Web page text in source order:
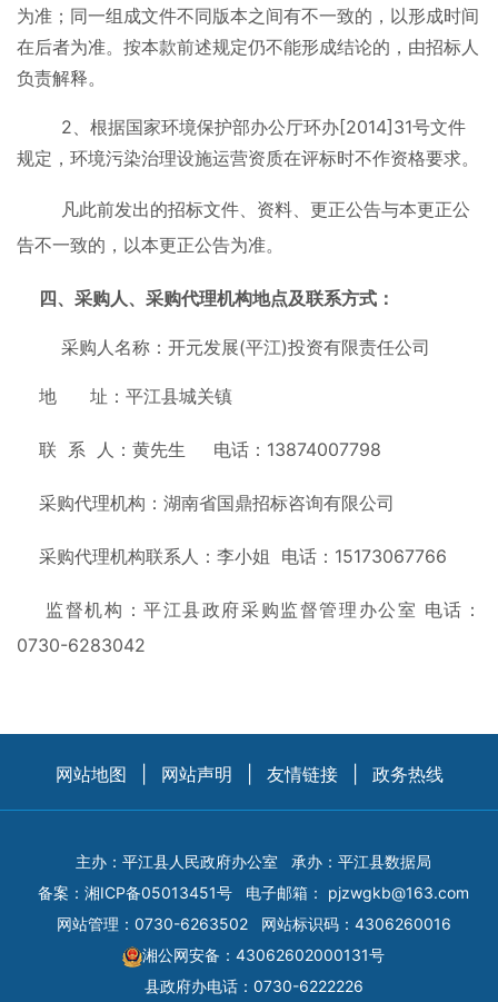
为准；同一组成文件不同版本之间有不一致的，以形成时间
在后者为准。按本款前述规定仍不能形成结论的，由招标人
负责解释。
2、根据国家环境保护部办公厅环办[2014]31号文件
规定，环境污染治理设施运营资质在评标时不作资格要求。
凡此前发出的招标文件、资料、更正公告与本更正公
告不一致的，以本更正公告为准。
四、采购人、采购代理机构地点及联系方式：
采购人名称：开元发展(平江)投资有限责任公司
地 址：平江县城关镇
联 系 人：黄先生 电话：13874007798
采购代理机构：湖南省国鼎招标咨询有限公司
采购代理机构联系人：李小姐 电话：15173067766
监督机构：平江县政府采购监督管理办公室 电话：
0730-6283042
网站地图 网站声明 友情链接 政务热线
主办：平江县人民政府办公室
承办：平江县数据局
备案： 湘ICP备05013451号 电子邮箱： pjzwgkb@163.com
网站管理：0730-6263502
网站标识码：4306260016
湘公网安备：43062602000131号
县政府办电话：0730-6222226